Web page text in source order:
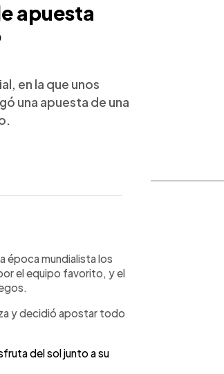
apuesta
en la que unos
una apuesta de una
época mundialista los
el equipo favorito, y el
y decidió apostar todo
del sol junto a su